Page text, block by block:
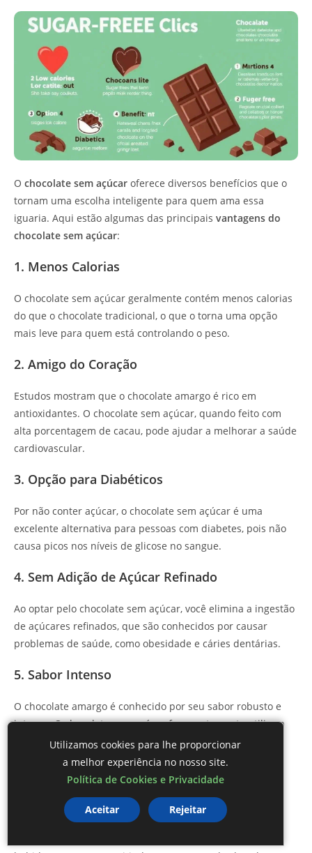
O chocolate sem açúcar oferece diversos benefícios que o
tornam uma escolha inteligente para quem ama essa
iguaria. Aqui estão algumas das principais vantagens do
chocolate sem açúcar:
1. Menos Calorias
O chocolate sem açúcar geralmente contém menos calorias
do que o chocolate tradicional, o que o torna uma opção
mais leve para quem está controlando o peso.
2. Amigo do Coração
Estudos mostram que o chocolate amargo é rico em
antioxidantes. O chocolate sem açúcar, quando feito com
alta porcentagem de cacau, pode ajudar a melhorar a saúde
cardiovascular.
3. Opção para Diabéticos
Por não conter açúcar, o chocolate sem açúcar é uma
excelente alternativa para pessoas com diabetes, pois não
causa picos nos níveis de glicose no sangue.
4. Sem Adição de Açúcar Refinado
Ao optar pelo chocolate sem açúcar, você elimina a ingestão
de açúcares refinados, que são conhecidos por causar
problemas de saúde, como obesidade e cáries dentárias.
5. Sabor Intenso
O chocolate amargo é conhecido por seu sabor robusto e
intenso. O chocolate sem açúcar frequentemente utiliza a
qualidade superior do cacau, resultando em uma
experiência gustativa rica.
O chocolate sem açúcar é versátil e pode ser usado em
Utilizamos cookies para lhe proporcionar
a melhor experiência no nosso site.
Política de Cookies e Privacidade
Aceitar Rejeitar